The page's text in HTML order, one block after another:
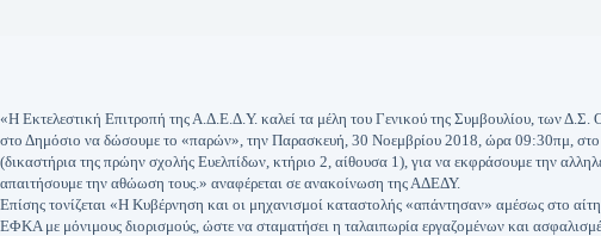
«Η Εκτελεστική Επιτροπή της Α.Δ.Ε.Δ.Υ. καλεί τα μέλη του Γενικού της Συμβουλίου, των Δ.Σ.
στο Δημόσιο να δώσουμε το «παρών», την Παρασκευή, 30 Νοεμβρίου 2018, ώρα 09:30πμ,
(δικαστήρια της πρώην σχολής Ευελπίδων, κτήριο 2, αίθουσα 1), για να εκφράσουμε την
απαιτήσουμε την αθώωση τους.» αναφέρεται σε ανακοίνωση της ΑΔΕΔΥ.
Επίσης τονίζεται «Η Κυβέρνηση και οι μηχανισμοί καταστολής «απάντησαν» αμέσως στο
ΕΦΚΑ με μόνιμους διορισμούς, ώστε να σταματήσει η ταλαιπωρία εργαζομένων και